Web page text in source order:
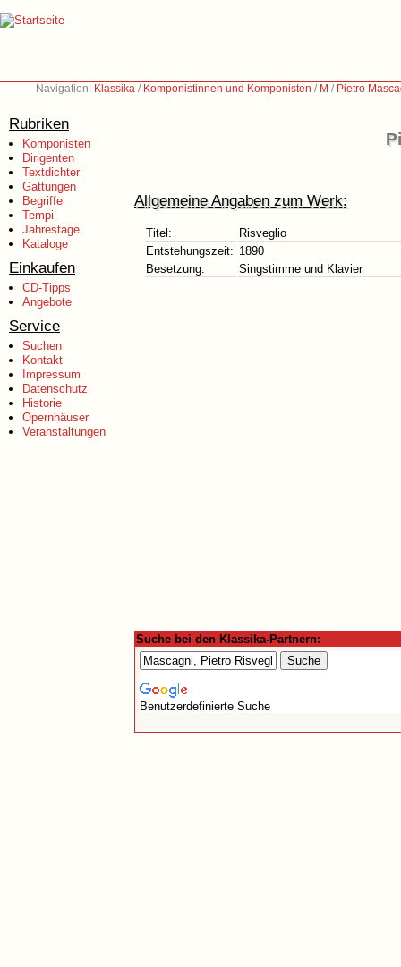
Navigation: Klassika / Komponistinnen und Komponisten / M / Pietro
Rubriken
Komponisten
Dirigenten
Textdichter
Gattungen
Begriffe
Tempi
Jahrestage
Kataloge
Einkaufen
CD-Tipps
Angebote
Service
Suchen
Kontakt
Impressum
Datenschutz
Historie
Opernhäuser
Veranstaltungen
Allgemeine Angaben zum Werk:
Titel:
Risveglio
Entstehungszeit: 1890
Besetzung:
Singstimme und Klavier
Suche bei den Klassika-Partnern:
Benutzerdefinierte Suche